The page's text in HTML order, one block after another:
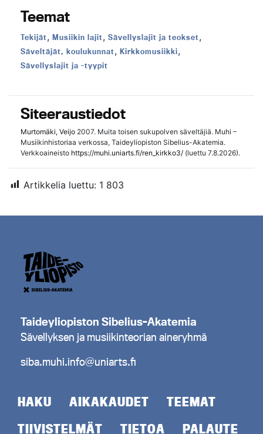
Teemat
Teema:
Tekijät, Teema:
Musiikin lajit, Teema:
Sävellyslajit ja teokset,
Teema:
Säveltäjät, koulukunnat, Teema:
Kirkkomusiikki,
Teema:
Sävellyslajit ja -tyypit
Siteeraustiedot
Murtomäki, Veijo 2007. Muita toisen sukupolven säveltäjiä. Muhi –
Musiikinhistoriaa verkossa, Taideyliopiston Sibelius-Akatemia.
Verkkoaineisto https://muhi.uniarts.fi/ren_kirkko3/ (luettu 7.8.2026).
Artikkelia luettu: 1 803
Taideyliopiston Sibelius-Akatemia
Sävellyksen ja musiikinteorian aineryhmä
siba.muhi.info@uniarts.fi
HAKU AIKAKAUDET
TEEMAT
TIIVISTELMÄT
TIETOA PALAUTE